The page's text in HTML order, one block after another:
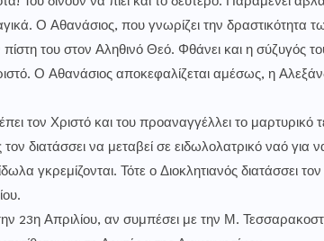
Ο Αθανάσιος, που γνωρίζει την δραστικότητα
πίστη του στον Αληθινό Θεό. Φθάνει και η σύζυγός
Ο Αθανάσιος αποκεφαλίζεται αμέσως, η
τον Χριστό και του προαναγγέλλει το μαρτυρικό
τον διατάσσει να μεταβεί σε ειδωλολατρικό ναό
γκρεμίζονται. Τότε ο Διοκλητιανός διατάσσει
23η Απριλίου, αν συμπέσει με την Μ.